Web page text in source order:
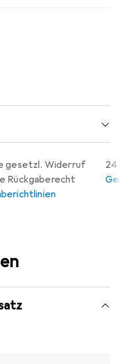
gesetzl. Widerruf
Rückgaberecht
24